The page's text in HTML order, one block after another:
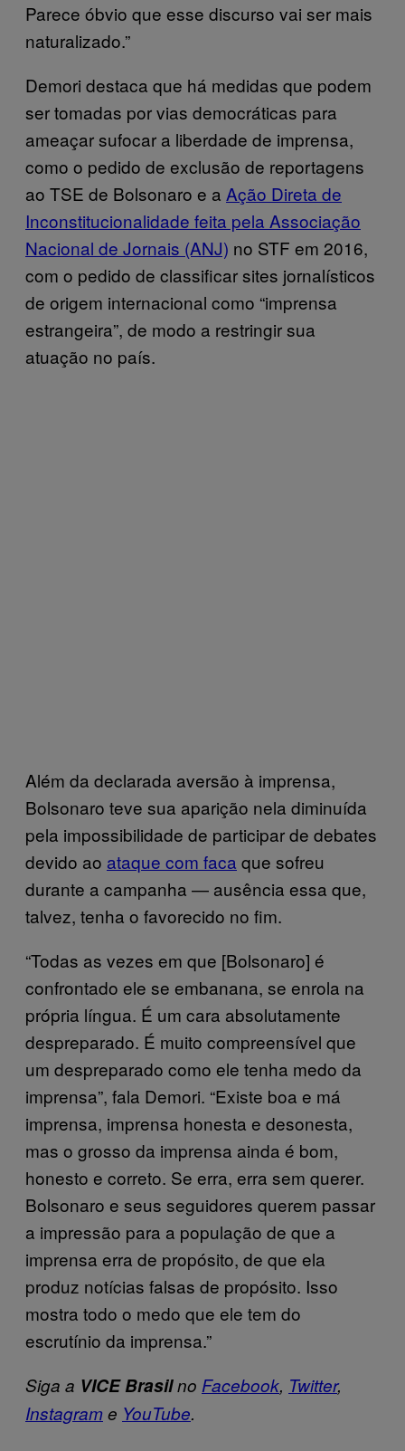
Parece óbvio que esse discurso vai ser mais
naturalizado.”
Demori destaca que há medidas que podem
ser tomadas por vias democráticas para
ameaçar sufocar a liberdade de imprensa,
como o pedido de exclusão de reportagens
ao TSE de Bolsonaro e a Ação Direta de
Inconstitucionalidade feita pela Associação
Nacional de Jornais (ANJ) no STF em 2016,
com o pedido de classificar sites jornalísticos
de origem internacional como “imprensa
estrangeira”, de modo a restringir sua
atuação no país.
Além da declarada aversão à imprensa,
Bolsonaro teve sua aparição nela diminuída
pela impossibilidade de participar de debates
devido ao ataque com faca que sofreu
durante a campanha — ausência essa que,
talvez, tenha o favorecido no fim.
“Todas as vezes em que [Bolsonaro] é
confrontado ele se embanana, se enrola na
própria língua. É um cara absolutamente
despreparado. É muito compreensível que
um despreparado como ele tenha medo da
imprensa”, fala Demori. “Existe boa e má
imprensa, imprensa honesta e desonesta,
mas o grosso da imprensa ainda é bom,
honesto e correto. Se erra, erra sem querer.
Bolsonaro e seus seguidores querem passar
a impressão para a população de que a
imprensa erra de propósito, de que ela
produz notícias falsas de propósito. Isso
mostra todo o medo que ele tem do
escrutínio da imprensa.”
Siga a VICE Brasilno Facebook, Twitter,
Instagrame YouTube.